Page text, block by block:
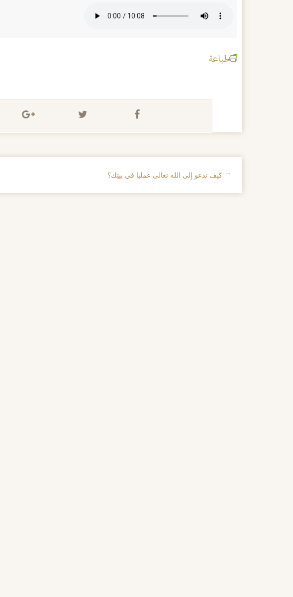
طباعة
تصفح الإدراجات
← كيف تدعو إلى الله تعالى عمليا في بيتِك؟